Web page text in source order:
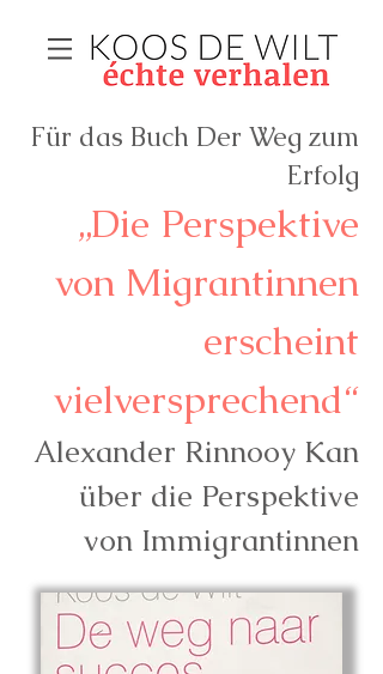
Für das Buch Der Weg zum
Erfolg
„Die Perspektive
von Migrantinnen
erscheint
vielversprechend“
Alexander Rinnooy Kan
über die Perspektive
von Immigrantinnen